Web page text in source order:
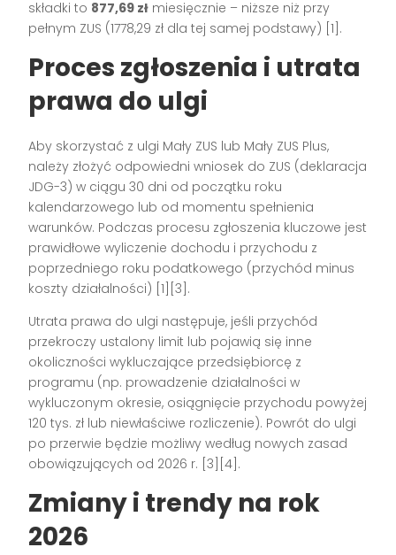
składki to 877,69 zł miesięcznie – niższe niż przy
pełnym ZUS (1778,29 zł dla tej samej podstawy) [1].
Proces zgłoszenia i utrata
prawa do ulgi
Aby skorzystać z ulgi Mały ZUS lub Mały ZUS Plus,
należy złożyć odpowiedni wniosek do ZUS (deklaracja
JDG-3) w ciągu 30 dni od początku roku
kalendarzowego lub od momentu spełnienia
warunków. Podczas procesu zgłoszenia kluczowe jest
prawidłowe wyliczenie dochodu i przychodu z
poprzedniego roku podatkowego (przychód minus
koszty działalności) [1][3].
Utrata prawa do ulgi następuje, jeśli przychód
przekroczy ustalony limit lub pojawią się inne
okoliczności wykluczające przedsiębiorcę z
programu (np. prowadzenie działalności w
wykluczonym okresie, osiągnięcie przychodu powyżej
120 tys. zł lub niewłaściwe rozliczenie). Powrót do ulgi
po przerwie będzie możliwy według nowych zasad
obowiązujących od 2026 r. [3][4].
Zmiany i trendy na rok
2026